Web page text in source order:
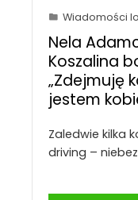
Wiadomości
Nela
Koszalina
„Zdejmuję
jestem
Zaledwie kilka
driving –